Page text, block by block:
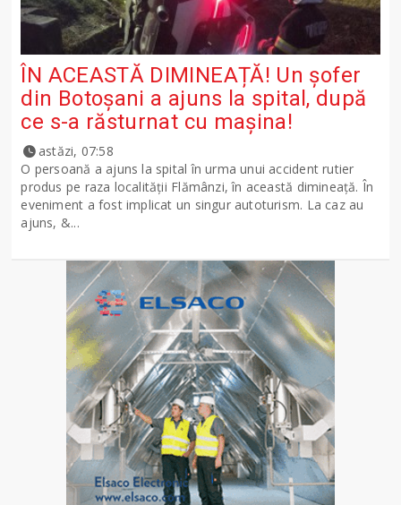
ÎN ACEASTĂ DIMINEAȚĂ! Un șofer
din Botoșani a ajuns la spital, după
ce s-a răsturnat cu mașina!
astăzi, 07:58
O persoană a ajuns la spital în urma unui accident rutier
produs pe raza localității Flămânzi, în această dimineață. În
eveniment a fost implicat un singur autoturism. La caz au
ajuns, &...